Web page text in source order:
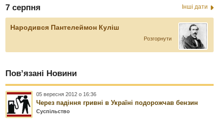
7 серпня Інші дати
Народився Пантелеймон Куліш
Розгорнути
Пов’язані Новини
05 вересня 2012 о 16:36
Через падіння гривні в Україні подорожчав бензин
Суспільство